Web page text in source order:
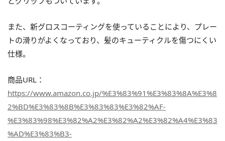
また、新グロスコーティングを使っていることにより、プレー
トの滑りがよくなっており、髪のキューティクルを傷つにくい
仕様。
商品URL：
https://www.amazon.co.jp/%E3%83%91%E3%83%8A%E3%8
2%BD%E3%83%8B%E3%83%83%E3%82%AF-
%E3%83%98%E3%82%A2%E3%82%A2%E3%82%A4%E3%83
%AD%E3%83%B3-